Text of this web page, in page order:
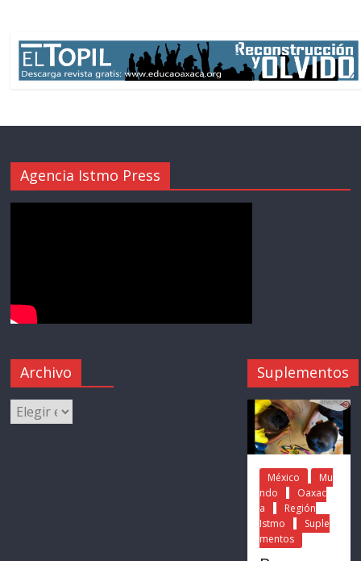
Agencia Istmo Press
Archivo Suplementos
México
Mu
ndo
Oaxac
a
Región
Istmo
Suple
mentos